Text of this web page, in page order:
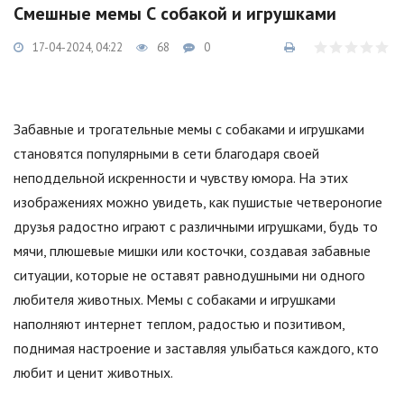
Смешные мемы С собакой и игрушками
17-04-2024, 04:22 68 0
Забавные и трогательные мемы с собаками и игрушками
становятся популярными в сети благодаря своей
неподдельной искренности и чувству юмора. На этих
изображениях можно увидеть, как пушистые четвероногие
друзья радостно играют с различными игрушками, будь то
мячи, плюшевые мишки или косточки, создавая забавные
ситуации, которые не оставят равнодушными ни одного
любителя животных. Мемы с собаками и игрушками
наполняют интернет теплом, радостью и позитивом,
поднимая настроение и заставляя улыбаться каждого, кто
любит и ценит животных.